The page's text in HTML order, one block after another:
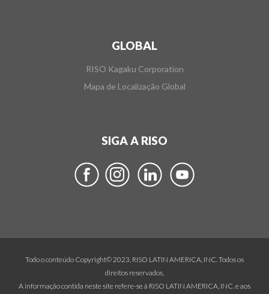
GLOBAL
RISO Kagaku Corporation
Mapa de Localização Global
SIGA A RISO
Todo o conteúdo Copyright© 2023, RISO LATIN AMERICA, INC. Todos os
direitos reservados.
A informação contida neste site refere-se à RISO LATIN AMERICA, INC. e aos